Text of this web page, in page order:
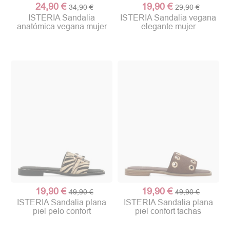
24,90 € 34,90 €
ISTERIA Sandalia
anatómica vegana mujer
19,90 € 29,90 €
ISTERIA Sandalia vegana
elegante mujer
19,90 € 49,90 €
ISTERIA Sandalia plana
piel pelo confort
19,90 € 49,90 €
ISTERIA Sandalia plana
piel confort tachas